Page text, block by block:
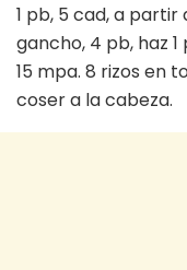
1 pb, 5 cad, a
gancho, 4 pb, haz
15 mpa. 8 rizos en
coser a la cabeza.